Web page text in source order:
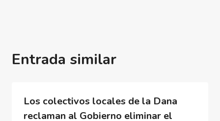
Entrada similar
Los colectivos locales de la Dana
reclaman al Gobierno eliminar el